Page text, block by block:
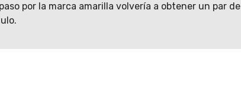
por la marca amarilla volvería a obtener un par de